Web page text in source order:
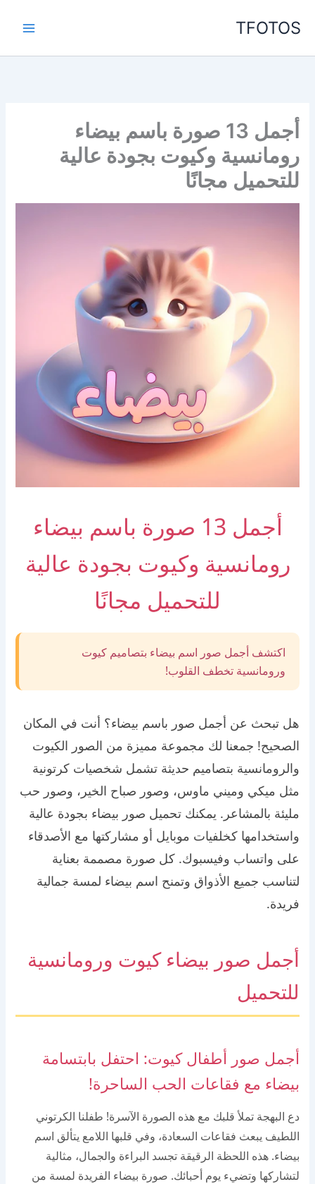
TFOTOS
أجمل 13 صورة باسم بيضاء
رومانسية وكيوت بجودة عالية
للتحميل مجانًا
أجمل 13 صورة باسم بيضاء
رومانسية وكيوت بجودة عالية
للتحميل مجانًا
اكتشف أجمل صور اسم بيضاء بتصاميم كيوت
ورومانسية تخطف القلوب!
هل تبحث عن أجمل صور باسم بيضاء؟ أنت في المكان
الصحيح! جمعنا لك مجموعة مميزة من الصور الكيوت
والرومانسية بتصاميم حديثة تشمل شخصيات كرتونية
مثل ميكي وميني ماوس، وصور صباح الخير، وصور حب
مليئة بالمشاعر. يمكنك تحميل صور بيضاء بجودة عالية
واستخدامها كخلفيات موبايل أو مشاركتها مع الأصدقاء
على واتساب وفيسبوك. كل صورة مصممة بعناية
لتناسب جميع الأذواق وتمنح اسم بيضاء لمسة جمالية
فريدة.
أجمل صور بيضاء كيوت ورومانسية
للتحميل
أجمل صور أطفال كيوت: احتفل بابتسامة
بيضاء مع فقاعات الحب الساحرة!
دع البهجة تملأ قلبك مع هذه الصورة الآسرة! طفلنا الكرتوني
اللطيف يبعث فقاعات السعادة، وفي قلبها اللامع يتألق اسم
بيضاء. هذه اللحظة الرقيقة تجسد البراءة والجمال، مثالية
لتشاركها وتضيء يوم أحبائك. صورة بيضاء الفريدة لمسة من